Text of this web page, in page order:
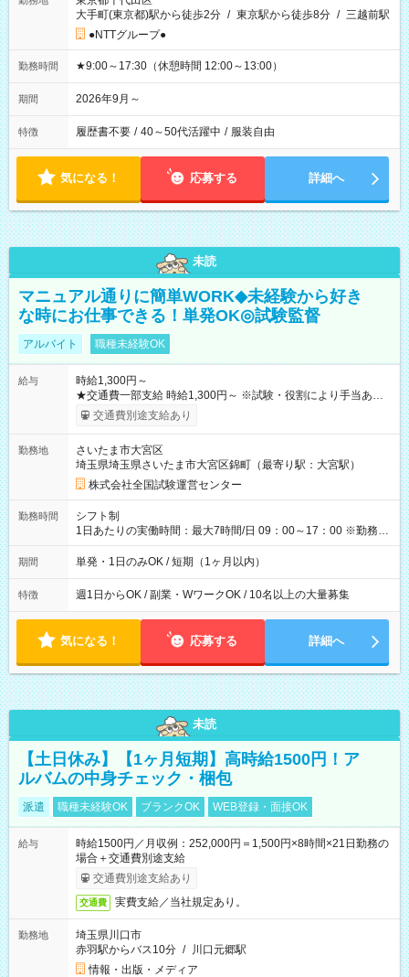
大手町(東京都)駅から徒歩2分 / 東京駅から徒歩8分 / 三越前駅
●NTTグループ●
勤務時間 ★9:00～17:30（休憩時間 12:00～13:00）
期間 2026年9月～
特徴 履歴書不要 / 40～50代活躍中 / 服装自由
気になる！ 応募する 詳細へ
未読
マニュアル通りに簡単WORK◆未経験から好き
な時にお仕事できる！単発OK◎試験監督
アルバイト 職種未経験OK
給与
時給1,300円～
★交通費一部支給 時給1,300円～ ※試験・役割により手当あり
※勤務回数により昇給あり 【即給（前払い）オプションあ
り！】 希望される場合、勤務から1週間ほどで給与の一部を受け
例】 ・河合塾模擬試験 8:30～17:30（休憩1時間） 時給1,300円
×8時間＝日収10,400円＋交通費 ※当日の役割により時給＋100
円の場合あり ・国家試験 7:00～13:30（休憩なし） 時給1,300
円（役割手当＋100円）×6時間＝日収8,400円＋交通費 【試用期
間】試用期間なし
交通費別途支給あり
勤務地
さいたま市大宮区
埼玉県埼玉県さいたま市大宮区錦町（最寄り駅：大宮駅）
株式会社全国試験運営センター
勤務時間
シフト制
1日あたりの実働時間：最大7時間/日 09：00～17：00 ※勤務時
間は 試験により異なります。
期間 単発・1日のみOK / 短期（1ヶ月以内）
特徴 週1日からOK / 副業・WワークOK / 10名以上の大量募集
気になる！ 応募する 詳細へ
未読
【土日休み】【1ヶ月短期】高時給1500円！ア
ルバムの中身チェック・梱包
派遣 職種未経験OK ブランクOK WEB登録・面接OK
給与
時給1500円／月収例：252,000円＝1,500円×8時間×21日勤務の
場合＋交通費別途支給
交通費別途支給あり
交通費 実費支給／当社規定あり。
勤務地
埼玉県川口市
赤羽駅からバス10分 / 川口元郷駅
情報・出版・メディア